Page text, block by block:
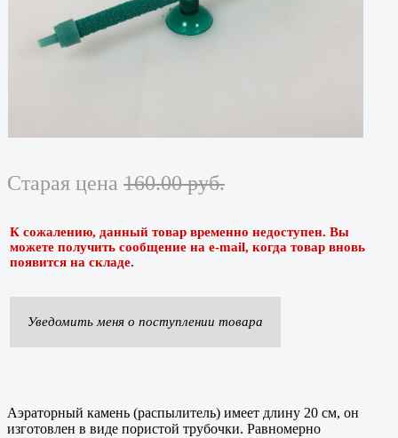
Старая цена 160.00 руб.
К сожалению, данный товар временно недоступен. Вы
можете получить сообщение на e-mail, когда товар вновь
появится на складе.
Уведомить меня о поступлении товара
Аэраторный камень (распылитель) имеет длину 20 см, он
изготовлен в виде пористой трубочки. Равномерно